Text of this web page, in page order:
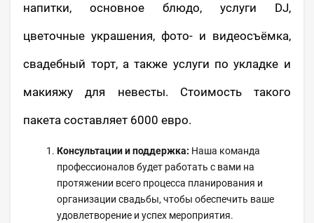
напитки, основное блюдо, услуги DJ,
цветочные украшения, фото- и видеосъёмка,
свадебный торт, а также услуги по укладке и
макияжу для невесты. Стоимость такого
пакета составляет 6000 евро.
Консультации и поддержка: Наша команда
профессионалов будет работать с вами на
протяжении всего процесса планирования и
организации свадьбы, чтобы обеспечить ваше
удовлетворение и успех мероприятия.